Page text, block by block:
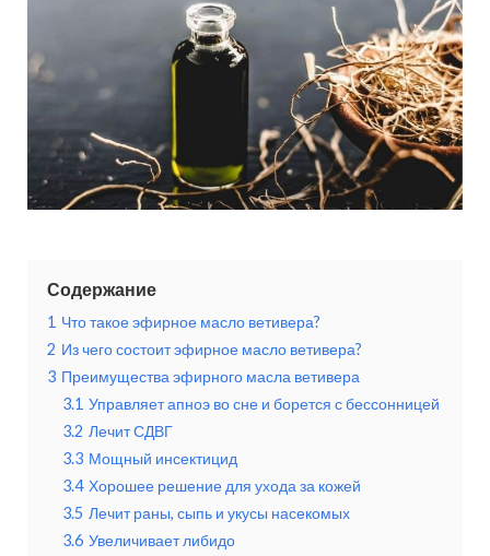
Содержание
1 Что такое эфирное масло ветивера?
2 Из чего состоит эфирное масло ветивера?
3 Преимущества эфирного масла ветивера
3.1 Управляет апноэ во сне и борется с бессонницей
3.2 Лечит СДВГ
3.3 Мощный инсектицид
3.4 Хорошее решение для ухода за кожей
3.5 Лечит раны, сыпь и укусы насекомых
3.6 Увеличивает либидо